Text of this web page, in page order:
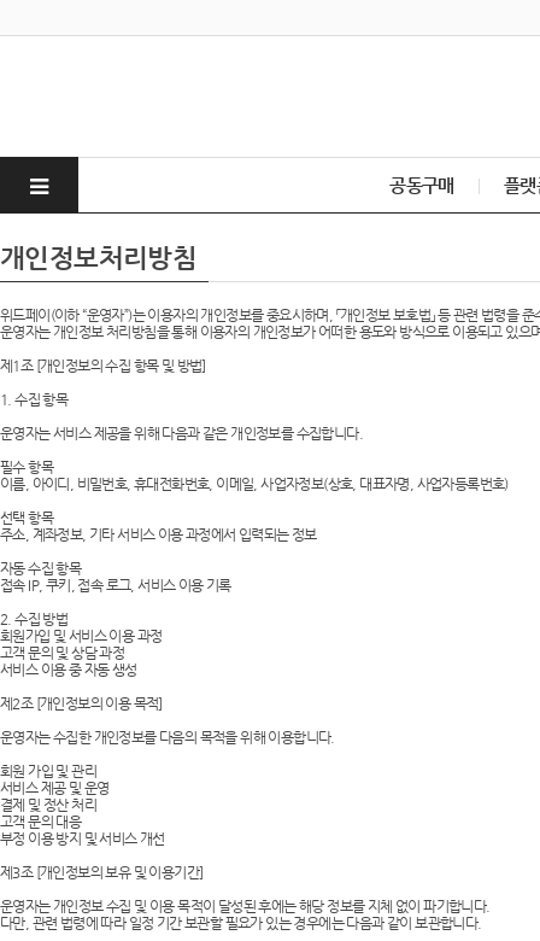
공동구매 플랫
개인정보처리방침
위드페이(이하 “운영자”)는 이용자의 개인정보를 중요시하며, 「개인정보 보호법」 등 관련 법령을
운영자는 개인정보 처리방침을 통해 이용자의 개인정보가 어떠한 용도와 방식으로 이용되고 있
제1조 [개인정보의 수집 항목 및 방법]
1. 수집 항목
운영자는 서비스 제공을 위해 다음과 같은 개인정보를 수집합니다.
필수 항목
이름, 아이디, 비밀번호, 휴대전화번호, 이메일, 사업자정보(상호, 대표자명, 사업자등록번호)
선택 항목
주소, 계좌정보, 기타 서비스 이용 과정에서 입력되는 정보
자동 수집 항목
접속 IP, 쿠키, 접속 로그, 서비스 이용 기록
2. 수집 방법
회원가입 및 서비스 이용 과정
고객 문의 및 상담 과정
서비스 이용 중 자동 생성
제2조 [개인정보의 이용 목적]
운영자는 수집한 개인정보를 다음의 목적을 위해 이용합니다.
회원 가입 및 관리
서비스 제공 및 운영
결제 및 정산 처리
고객 문의 대응
부정 이용 방지 및 서비스 개선
제3조 [개인정보의 보유 및 이용기간]
운영자는 개인정보 수집 및 이용 목적이 달성된 후에는 해당 정보를 지체 없이 파기합니다.
다만, 관련 법령에 따라 일정 기간 보관할 필요가 있는 경우에는 다음과 같이 보관합니다.